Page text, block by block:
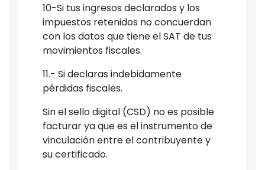
10-Si tus ingresos declarados y los
impuestos retenidos no concuerdan
con los datos que tiene el SAT de tus
movimientos fiscales.
11.- Si declaras indebidamente
pérdidas fiscales.
Sin el sello digital (CSD) no es posible
facturar ya que es el instrumento de
vinculación entre el contribuyente y
su certificado.